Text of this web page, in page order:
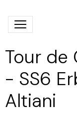
Tour de
- SS6
Altiani